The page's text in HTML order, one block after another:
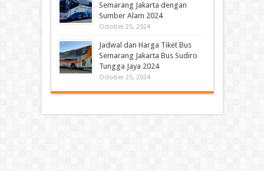
Semarang Jakarta dengan
Sumber Alam 2024
October 25, 2024
Jadwal dan Harga Tiket Bus
Semarang Jakarta Bus Sudiro
Tungga Jaya 2024
October 25, 2024